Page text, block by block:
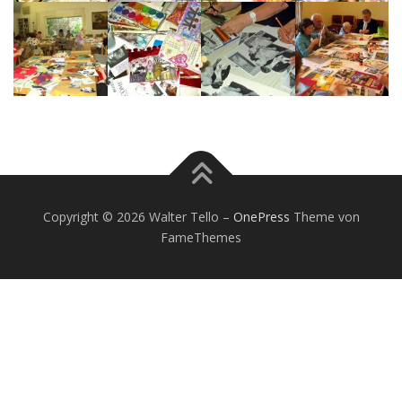
Copyright © 2026 Walter Tello – OnePress Theme von
FameThemes